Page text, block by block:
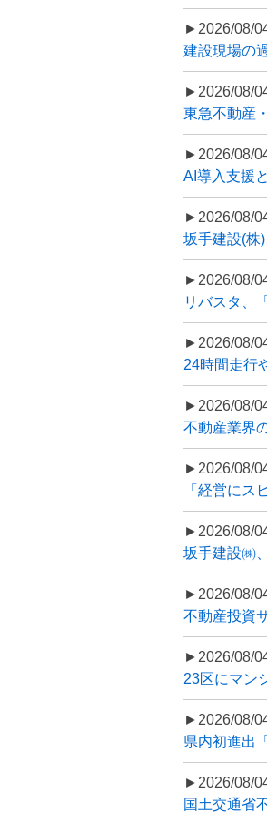
►2026/08/
建設現場の
►2026/08/
東急不動産
►2026/08/
AI導入支援
►2026/08/
坂手建設(株
►2026/08/
リバスタ、
►2026/08/
24時間走行
►2026/08/
不動産業界
►2026/08/
「経営にス
►2026/08/
坂手建設㈱
►2026/08/
不動産投資
►2026/08/
23区にマン
►2026/08/
県内初進出
►2026/08/
国土交通省